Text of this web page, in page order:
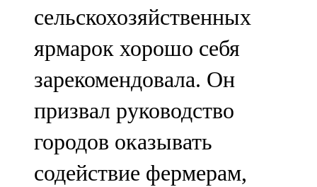
сельскохозяйственных
ярмарок хорошо себя
зарекомендовала. Он
призвал руководство
городов оказывать
содействие фермерам,